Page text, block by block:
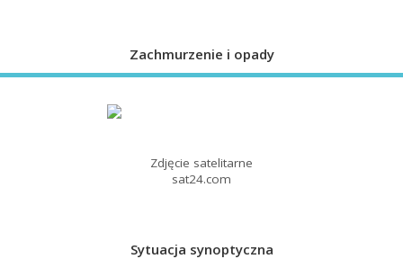
Zachmurzenie i opady
Zdjęcie satelitarne
sat24.com
Sytuacja synoptyczna